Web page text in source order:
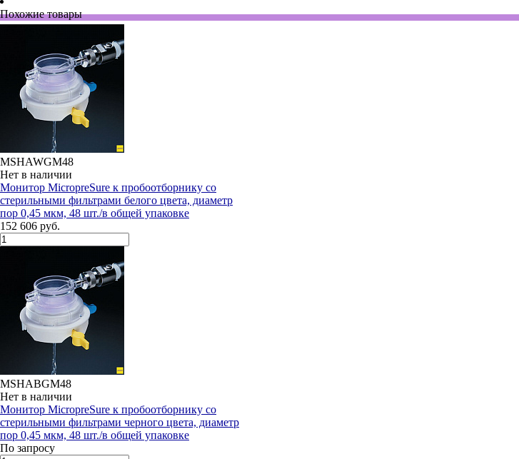
Похожие товары
MSHAWGM48
Нет в наличии
Монитор MicropreSure к пробоотборнику со
стерильными фильтрами белого цвета, диаметр
пор 0,45 мкм, 48 шт./в общей упаковке
152 606 руб.
MSHABGM48
Нет в наличии
Монитор MicropreSure к пробоотборнику со
стерильными фильтрами черного цвета, диаметр
пор 0,45 мкм, 48 шт./в общей упаковке
По запросу